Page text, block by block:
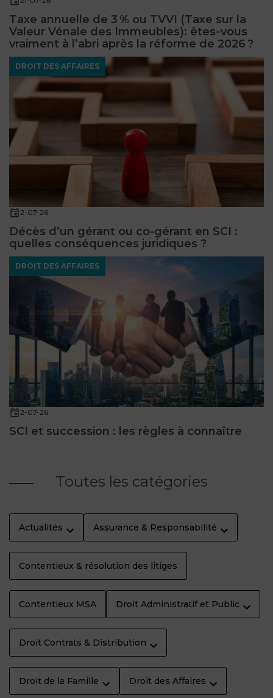
Taxe annuelle de 3 % ou TVVI (Taxe sur la
Valeur Vénale des Immeubles): êtes‑vous
vraiment à l’abri après la réforme de 2026 ?
DROIT DES AFFAIRES
2-07-26
Décès d’un gérant ou co-gérant en SCI :
quelles conséquences juridiques ?
DROIT DES AFFAIRES
2-07-26
SCI et succession : les règles à connaître
Toutes les catégories
Actualités Assurance & Responsabilité
Contentieux & résolution des litiges
Contentieux MSA Droit Administratif et Public
Droit Contrats & Distribution
Droit de la Famille Droit des Affaires